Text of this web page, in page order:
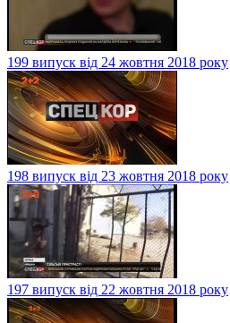
199 випуск від 24 жовтня 2018 року
198 випуск від 23 жовтня 2018 року
197 випуск від 22 жовтня 2018 року